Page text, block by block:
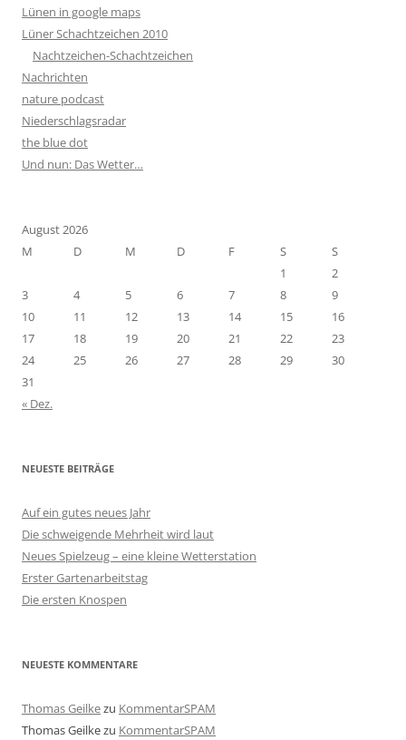
Lünen in google maps
Lüner Schachtzeichen 2010
Nachtzeichen-Schachtzeichen
Nachrichten
nature podcast
Niederschlagsradar
the blue dot
Und nun: Das Wetter…
August 2026
M
D M D F S
S
1
2
3
4 5 6 7 8
9
10
11 12 13 14 15
16
17
18 19 20 21 22
23
24
25 26 27 28 29
30
31
« Dez.
NEUESTE BEITRÄGE
Auf ein gutes neues Jahr
Die schweigende Mehrheit wird laut
Neues Spielzeug – eine kleine Wetterstation
Erster Gartenarbeitstag
Die ersten Knospen
NEUESTE KOMMENTARE
Thomas Geilkezu KommentarSPAM
Thomas Geilkezu KommentarSPAM